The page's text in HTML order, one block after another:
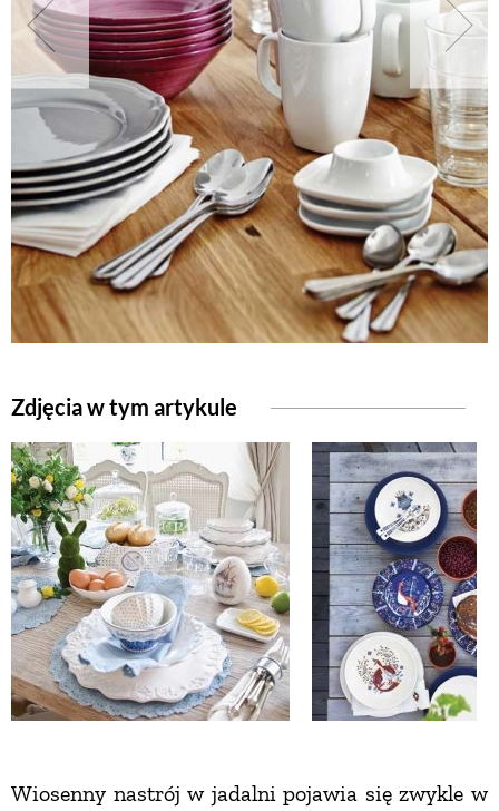
Zdjęcia w tym artykule
Wiosenny nastrój w jadalni pojawia się zwykle w
NATURALNIE
URODA
NATURALNA APTECZKA
DLA DOMU
EKO ŻYCIE
PRZYRODA
ZWIERZĘTA DOMOWE
ZWIERZĘTA W NATURZE
GRZYBY
KRAJOBRAZ